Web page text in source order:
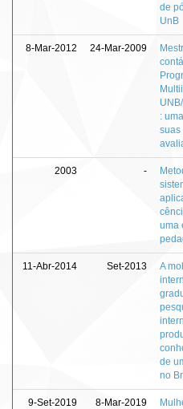
de
UnB
8-Mar-2012 24-Mar-2009
:
suas
2003 -
uma
11-Abr-2014 Set-2013
A
de
no
9-Set-2019 8-Mar-2019